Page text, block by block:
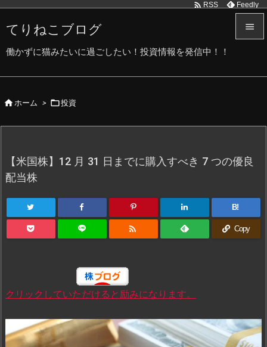
てりねこブログ
働かずに猫みたいに過ごしたい！投資情報を発信中！！

前へ
次へ
 RSS Feedly
ホーム > 投資
【米国株】12 月 31 日までに購入すべき 7 つの優良
配当株
B!
 Copy
クリックしていただけると励みになります。